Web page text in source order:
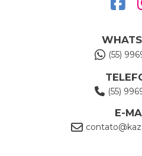
(55)
(55)
E-